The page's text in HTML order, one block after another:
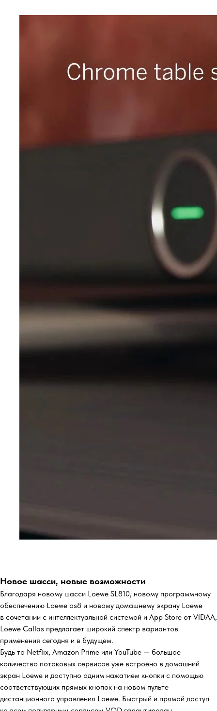
Новое шасси, новые возможности
Благодаря новому шасси Loewe SL810, новому программному
обеспечению Loewe os8 и новому домашнему экрану Loewe
в сочетании с интеллектуальной системой и App Store от VIDAA,
Loewe Callas предлагает широкий спектр вариантов
применения сегодня и в будущем.
Будь то Netflix, Amazon Prime или YouTube — большое
количество потоковых сервисов уже встроено в домашний
экран Loewe и доступно одним нажатием кнопки с помощью
соответствующих прямых кнопок на новом пульте
дистанционного управления Loewe. Быстрый и прямой доступ